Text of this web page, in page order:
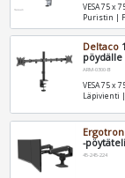
VESA 75 x
Puristin |
Deltaco
ARM-0300-B
VESA 75 x
Läpivienti
Ergotron
-
45-245-224